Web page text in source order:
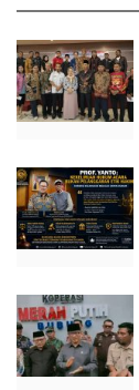
Pekerja
Ekonomi
Informasi
Kesehatan
Layanan Publik